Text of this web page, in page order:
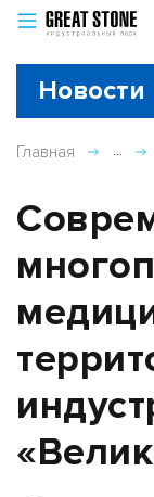
Новости
Главная